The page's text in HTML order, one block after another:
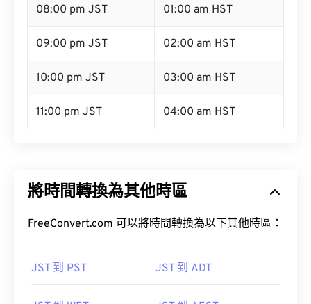
08:00 pm JST 01:00 am HST
09:00 pm JST 02:00 am HST
10:00 pm JST 03:00 am HST
11:00 pm JST 04:00 am HST
將時間轉換為其他時區
FreeConvert.com 可以將時間轉換為以下其他時區：
JST 到 PST JST 到 ADT